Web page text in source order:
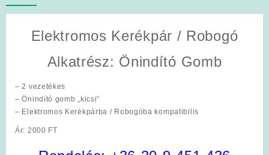
Elektromos Kerékpár / Robogó
Alkatrész: Önindító Gomb
– 2 vezetékes
– Önindító gomb „kicsi”
– Elektromos Kerékpárba / Robogóba kompatibilis
Ár: 2000 FT